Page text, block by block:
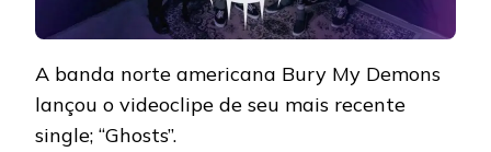
A banda norte americana Bury My Demons
lançou o videoclipe de seu mais recente
single; “Ghosts”.